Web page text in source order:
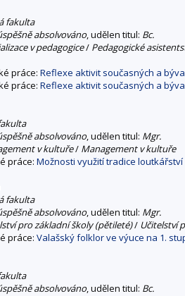
fakulta
absolvováno, udělen titul: Bc.
v pedagogice/ Pedagogické
práce: Reflexe aktivit současných a
práce: Reflexe aktivit současných a
absolvováno, udělen titul: Mgr.
v kultuře/ Management v kultuře
práce: Možnosti využití tradice
fakulta
absolvováno, udělen titul: Mgr.
pro základní školy (pětileté)/ Učitelství
práce: Valašský folklor ve výuce na 1.
absolvováno, udělen titul: Bc.